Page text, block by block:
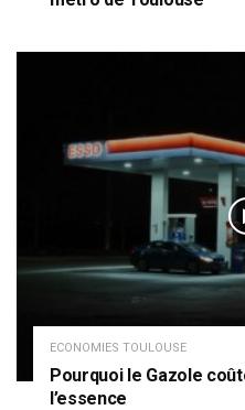
ECONOMIES TOULOUSE
Pourquoi le Gazole
l’essence